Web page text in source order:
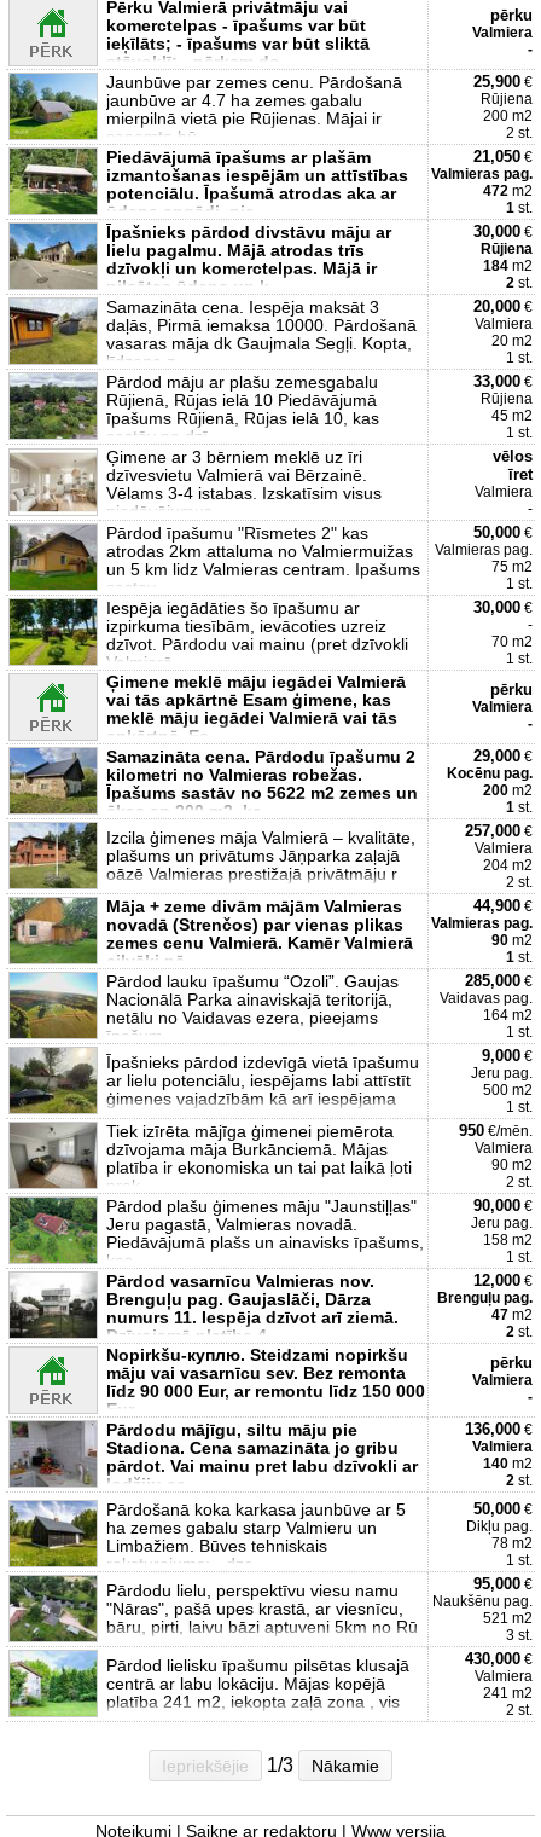
Pērku Valmierā privātmāju vai
komerctelpas - īpašums var būt
ieķīlāts; - īpašums var būt sliktā
stāvoklī; - pērkam do
pērku
Valmiera
-
Jaunbūve par zemes cenu. Pārdošanā
jaunbūve ar 4.7 ha zemes gabalu
mierpilnā vietā pie Rūjienas. Mājai ir
saņemta bū
25,900 €
Rūjiena
200 m2
2 st.
Piedāvājumā īpašums ar plašām
izmantošanas iespējām un attīstības
potenciālu. Īpašumā atrodas aka ar
ūdens apgādi, pie
21,050 €
Valmieras pag.
472 m2
1 st.
Īpašnieks pārdod divstāvu māju ar
lielu pagalmu. Mājā atrodas trīs
dzīvokļi un komerctelpas. Mājā ir
pilsētas ūdens un k
30,000 €
Rūjiena
184 m2
2 st.
Samazināta cena. Iespēja maksāt 3
daļās, Pirmā iemaksa 10000. Pārdošanā
vasaras māja dk Gaujmala Segļi. Kopta,
līdzena z
20,000 €
Valmiera
20 m2
1 st.
Pārdod māju ar plašu zemesgabalu
Rūjienā, Rūjas ielā 10 Piedāvājumā
īpašums Rūjienā, Rūjas ielā 10, kas
sastāv no dzī
33,000 €
Rūjiena
45 m2
1 st.
Ģimene ar 3 bērniem meklē uz īri
dzīvesvietu Valmierā vai Bērzainē.
Vēlams 3-4 istabas. Izskatīsim visus
piedāvājumus.
vēlos
īret
Valmiera
-
Pārdod īpašumu "Rīsmetes 2" kas
atrodas 2km attaluma no Valmiermuižas
un 5 km lidz Valmieras centram. Ipašums
sastav
50,000 €
Valmieras pag.
75 m2
1 st.
Iespēja iegādāties šo īpašumu ar
izpirkuma tiesībām, ievācoties uzreiz
dzīvot. Pārdodu vai mainu (pret dzīvokli
Valmierā
30,000 €
-
70 m2
1 st.
Ģimene meklē māju iegādei Valmierā
vai tās apkārtnē Esam ģimene, kas
meklē māju iegādei Valmierā vai tās
apkārtnē. Es
pērku
Valmiera
-
Samazināta cena. Pārdodu īpašumu 2
kilometri no Valmieras robežas.
Īpašums sastāv no 5622 m2 zemes un
ēkas ap 200 m2, ka
29,000 €
Kocēnu pag.
200 m2
1 st.
Izcila ģimenes māja Valmierā – kvalitāte,
plašums un privātums Jāņparka zaļajā
oāzē Valmieras prestižajā privātmāju r
257,000 €
Valmiera
204 m2
2 st.
Māja + zeme divām mājām Valmieras
novadā (Strenčos) par vienas plikas
zemes cenu Valmierā. Kamēr Valmierā
cilvēki pē
44,900 €
Valmieras pag.
90 m2
1 st.
Pārdod lauku īpašumu “Ozoli”. Gaujas
Nacionālā Parka ainaviskajā teritorijā,
netālu no Vaidavas ezera, pieejams
īpašum
285,000 €
Vaidavas pag.
164 m2
1 st.
Īpašnieks pārdod izdevīgā vietā īpašumu
ar lielu potenciālu, iespējams labi attīstīt
ģimenes vajadzībām kā arī iespējama
9,000 €
Jeru pag.
500 m2
1 st.
Tiek izīrēta mājīga ģimenei piemērota
dzīvojama māja Burkānciemā. Mājas
platība ir ekonomiska un tai pat laikā ļoti
prak
950 €/mēn.
Valmiera
90 m2
2 st.
Pārdod plašu ģimenes māju "Jaunstiļļas"
Jeru pagastā, Valmieras novadā.
Piedāvājumā plašs un ainavisks īpašums,
kas
90,000 €
Jeru pag.
158 m2
1 st.
Pārdod vasarnīcu Valmieras nov.
Brenguļu pag. Gaujaslāči, Dārza
numurs 11. Iespēja dzīvot arī ziemā.
Dzīvojamā platība 4
12,000 €
Brenguļu pag.
47 m2
2 st.
Nopirkšu-куплю. Steidzami nopirkšu
māju vai vasarnīcu sev. Bez remonta
līdz 90 000 Eur, ar remontu līdz 150 000
Eur
pērku
Valmiera
-
Pārdodu mājīgu, siltu māju pie
Stadiona. Cena samazināta jo gribu
pārdot. Vai mainu pret labu dzīvokli ar
lodžiju ce
136,000 €
Valmiera
140 m2
2 st.
Pārdošanā koka karkasa jaunbūve ar 5
ha zemes gabalu starp Valmieru un
Limbažiem. Būves tehniskais
raksturojums: - dze
50,000 €
Dikļu pag.
78 m2
1 st.
Pārdodu lielu, perspektīvu viesu namu
"Nāras", pašā upes krastā, ar viesnīcu,
bāru, pirti, laivu bāzi aptuveni 5km no Rū
95,000 €
Naukšēnu pag.
521 m2
3 st.
Pārdod lielisku īpašumu pilsētas klusajā
centrā ar labu lokāciju. Mājas kopējā
platība 241 m2, iekopta zaļā zona , vis
430,000 €
Valmiera
241 m2
2 st.
Iepriekšējie 1/3 Nākamie
Noteikumi Saikne ar redaktoru Www versija